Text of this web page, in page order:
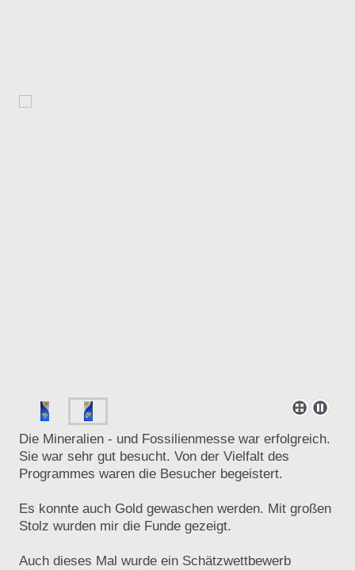
Die Mineralien - und Fossilienmesse war erfolgreich.
Sie war sehr gut besucht. Von der Vielfalt des
Programmes waren die Besucher begeistert.
Es konnte auch Gold gewaschen werden. Mit großen
Stolz wurden mir die Funde gezeigt.
Auch dieses Mal wurde ein Schätzwettbewerb